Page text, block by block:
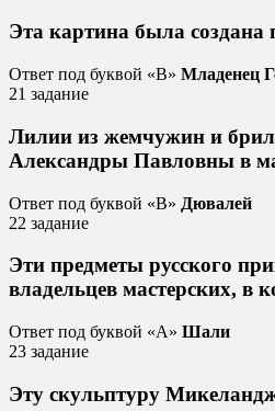
Эта картина была создана
Ответ под буквой «B» Младенец
21 задание
Лилии из жемчужин и
Александры Павловны в
Ответ под буквой «B» Дювалей
22 задание
Эти предметы русского
владельцев мастерских, в
Ответ под буквой «A» Шали
23 задание
Эту скульптуру